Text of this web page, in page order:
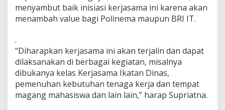
menyambut baik inisiasi kerjasama ini karena akan
menambah value bagi Polinema maupun BRI IT.
.
“Diharapkan kerjasama ini akan terjalin dan dapat
dilaksanakan di berbagai kegiatan, misalnya
dibukanya kelas Kerjasama Ikatan Dinas,
pemenuhan kebutuhan tenaga kerja dan tempat
magang mahasiswa dan lain lain,” harap Supriatna.